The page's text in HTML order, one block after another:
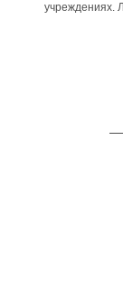
учреждениях.